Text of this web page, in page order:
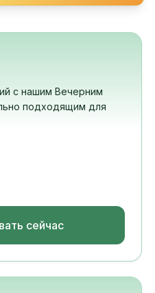
с нашим Вечерним
подходящим для
сейчас